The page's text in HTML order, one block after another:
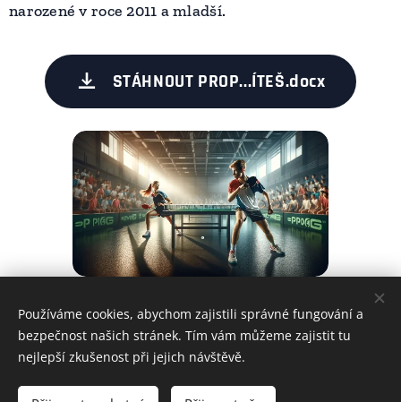
narozené v roce 2011 a mladší.
STÁHNOUT PROP...ÍTEŠ.docx
Share
Používáme cookies, abychom zajistili správné fungování a
bezpečnost našich stránek. Tím vám můžeme zajistit tu
nejlepší zkušenost při jejich návštěvě.